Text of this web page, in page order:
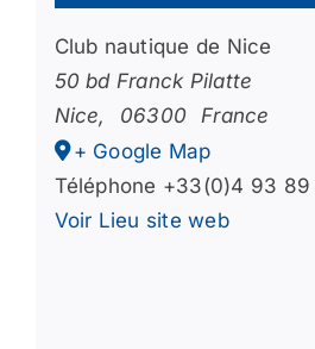
Club nautique de Nice
50 bd Franck Pilatte
Nice, 06300
France
+ Google Map
Téléphone +33(0)4 93 89
Voir Lieu site web